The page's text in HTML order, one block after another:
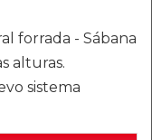
forrada - Sábana
alturas.
sistema